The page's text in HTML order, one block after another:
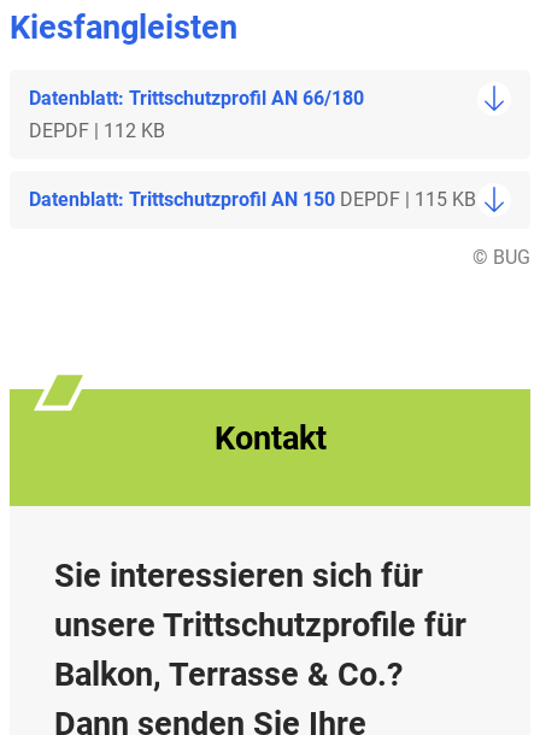
Kiesfangleisten
Datenblatt: Trittschutzprofil AN 66/180
DEPDF | 112 KB
Datenblatt: Trittschutzprofil AN 150 DEPDF | 115 KB
© BUG
Kontakt
Sie interessieren sich für
unsere Trittschutzprofile für
Balkon, Terrasse & Co.?
Dann senden Sie Ihre